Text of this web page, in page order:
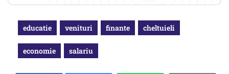
educatie venituri finante cheltuieli
economie salariu